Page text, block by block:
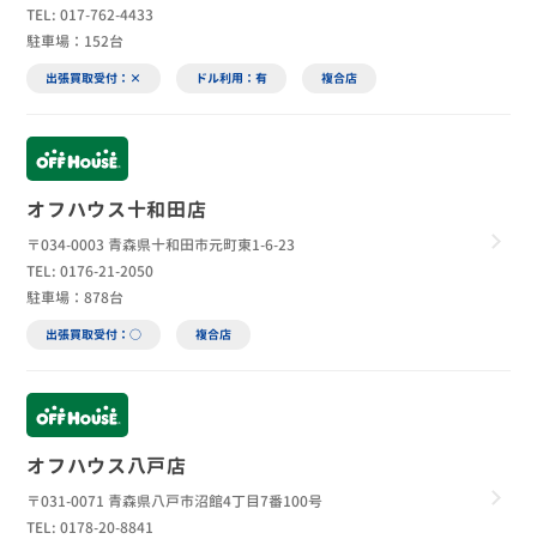
TEL: 017-762-4433
駐車場：152台
出張買取受付：× ドル利用：有 複合店
オフハウス十和田店
〒034-0003 青森県十和田市元町東1-6-23
TEL: 0176-21-2050
駐車場：878台
出張買取受付：○ 複合店
オフハウス八戸店
〒031-0071 青森県八戸市沼館4丁目7番100号
TEL: 0178-20-8841